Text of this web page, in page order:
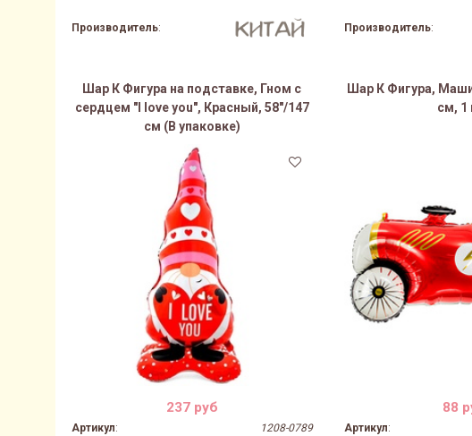
Производитель: Производитель:
Шар К Фигура на подставке, Гном с
сердцем "I love you", Красный, 58"/147
см (В упаковке)
237 руб
Артикул:
1208-0789
Шар К Фигура,
см, 1
88
Артикул: